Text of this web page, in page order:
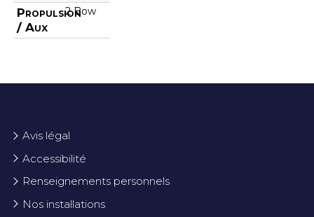
Propulsion
/ Aux
2 Bow
Avis légal
Accessibilité
Renseignements personnels
Nos installations